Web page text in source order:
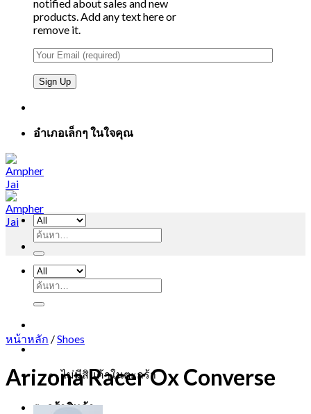
notified about sales and new
products. Add any text here or
remove it.
อำเภอเล็กๆ ในใจคุณ
ค้นหา:
ไม่มีสินค้าในตะกร้า
ตะกร้าสินค้า
ค้นหา:
หน้าหลัก /Shoes
Arizona Racer Ox Converse